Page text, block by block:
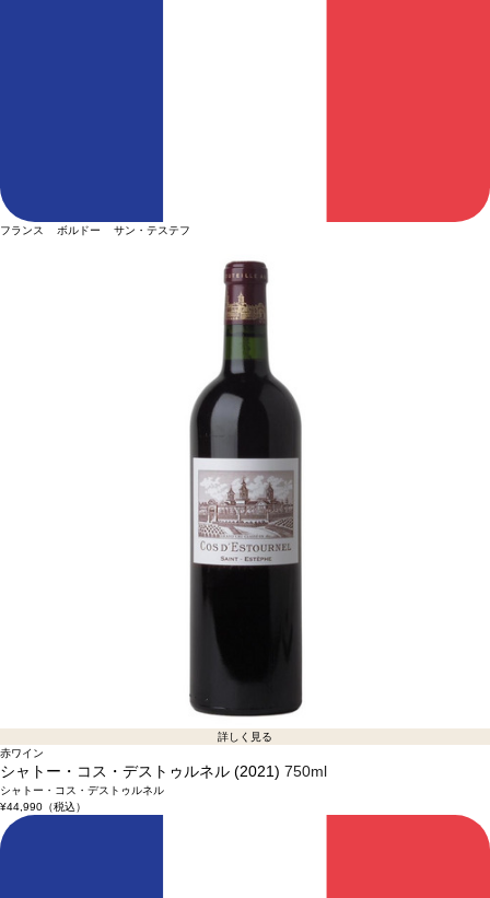
フランス ボルドー サン・テステフ
詳しく見る
赤ワイン
シャトー・コス・デストゥルネル (2021) 750ml
シャトー・コス・デストゥルネル
¥44,990（税込）